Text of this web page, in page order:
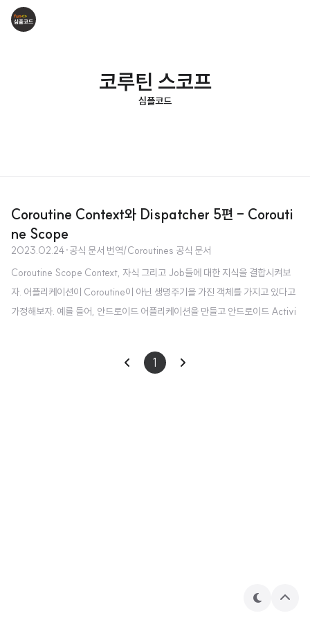
코루틴 스코프
심플코드
Coroutine Context와 Dispatcher 5편 - Corouti
ne Scope
2023.02.24·공식 문서 번역/Coroutines 공식 문서
Coroutine Scope Context, 자식 그리고 Job들에 대한 지식을 결합시켜보
자. 어플리케이션이 Coroutine이 아닌 생명주기을 가진 객체를 가지고 있다고
가정해보자. 예를 들어, 안드로이드 어플리케이션을 만들고 안드로이드 Activi
행하는 등의 비동기 작업들을 수행하기 위해서 다양한 Coroutine들을 실행시
킬 수 있다. 이 Coroutine들은 Activity가 파괴될 때 메모리 누수를 방지하기
1
테
상